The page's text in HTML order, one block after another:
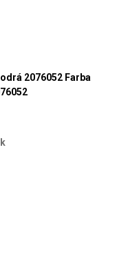
2076052 Farba